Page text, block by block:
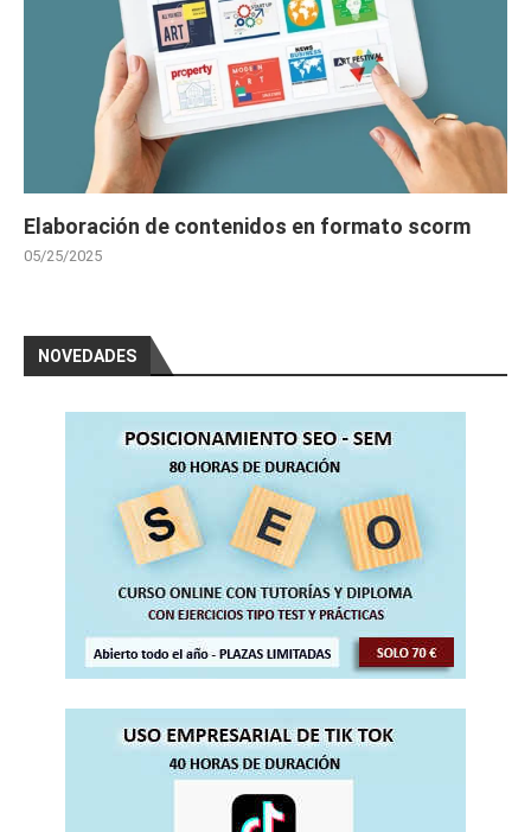
Elaboración de contenidos en formato scorm
05/25/2025
NOVEDADES